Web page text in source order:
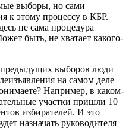
выборы, но сами
к этому процессу в КБР.
не сама процедура
быть, не хватает какого-
предыдущих выборов люди
на самом деле
Например, в каком-
участки пришли 10
избирателей. И это
назначать руководителя